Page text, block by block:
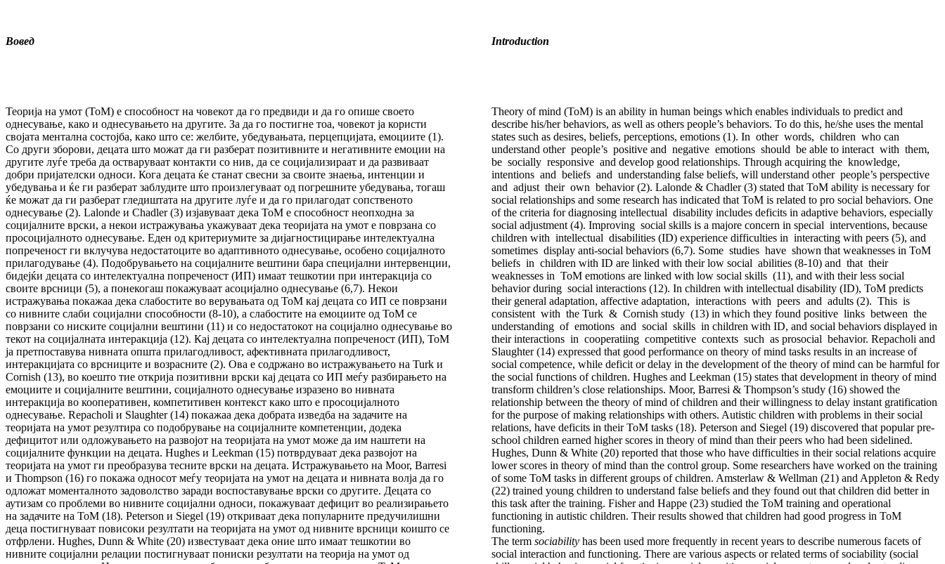
Вовед Introduction
Теорија на умот (ТоМ) е способност на човекот да го предвиди и да го опише своето
однесување, како и однесувањето на другите. За да го постигне тоа, човекот ја користи
својата ментална состојба, како што се: желбите, убедувањата, перцепцијата, емоциите (1).
Со други зборови, децата што можат да ги разберат позитивните и негативните емоции на
другите луѓе треба да остваруваат контакти со нив, да се социјализираат и да развиваат
добри пријателски односи. Кога децата ќе станат свесни за своите знаења, интенции и
убедувања и ќе ги разберат заблудите што произлегуваат од погрешните убедувања, тогаш
ќе можат да ги разберат гледиштата на другите луѓе и да го прилагодат сопственото
однесување (2). Lalonde и Chadler (3) изјавуваат дека ТоМ е способност неопходна за
социјалните врски, а некои истражувања укажуваат дека теоријата на умот е поврзана со
просоцијалното однесување. Еден од критериумите за дијагностицирање интелектуална
попреченост ги вклучува недостатоците во адаптивното однесување, особено социјалното
прилагодување (4). Подобрувањето на социјалните вештини бара специјални интервенции,
бидејќи децата со интелектуална попреченост (ИП) имаат тешкотии при интеракција со
своите врсници (5), а понекогаш покажуваат асоцијално однесување (6,7). Некои
истражувања покажаа дека слабостите во верувањата од ТоМ кај децата со ИП се поврзани
со нивните слаби социјални способности (8-10), а слабостите на емоциите од ТоМ се
поврзани со ниските социјални вештини (11) и со недостатокот на социјално однесување во
текот на социјалната интеракција (12). Кај децата со интелектуална попреченост (ИП), ТоМ
ја претпоставува нивната општа прилагодливост, афективната прилагодливост,
интеракцијата со врсниците и возрасните (2). Ова е содржано во истражувањето на Turk и
Cornish (13), во коешто тие открија позитивни врски кај децата со ИП меѓу разбирањето на
емоциите и социјалните вештини, социјалното однесување изразено во нивната
интеракција во кооперативен, компетитивен контекст како што е просоцијалното
однесување. Repacholi и Slaughter (14) покажаа дека добрата изведба на задачите на
теоријата на умот резултира со подобрување на социјалните компетенции, додека
дефицитот или одложувањето на развојот на теоријата на умот може да им наштети на
социјалните функции на децата. Hughes и Leekman (15) потврдуваат дека развојот на
теоријата на умот ги преобразува тесните врски на децата. Истражувањето на Moor, Barresi
и Thompson (16) го покажа односот меѓу теоријата на умот на децата и нивната волја да го
одложат моменталното задоволство заради воспоставување врски со другите. Децата со
аутизам со проблеми во нивните социјални односи, покажуваат дефицит во реализирањето
на задачите на ТоМ (18). Peterson и Siegel (19) откриваат дека популарните предучилишни
деца постигнуваат повисоки резултати на теоријата на умот од нивните врсници коишто се
отфрлени. Hughes, Dunn & White (20) известуваат дека оние што имаат тешкотии во
нивните социјални релации постигнуваат пониски резултати на теорија на умот од
Theory of mind (ToM) is an ability in human beings which enables individuals to predict and
describe his/her behaviors, as well as others people’s behaviors. To do this, he/she uses the mental
states such as desires, beliefs, perceptions, emotions (1). In other words, children who can
understand other people’s positive and negative emotions should be able to interact with them,
be socially responsive and develop good relationships. Through acquiring the knowledge,
intentions and beliefs and understanding false beliefs, will understand other people’s perspective
and adjust their own behavior (2). Lalonde & Chadler (3) stated that ToM ability is necessary for
social relationships and some research has indicated that ToM is related to pro social behaviors. One
of the criteria for diagnosing intellectual disability includes deficits in adaptive behaviors, especially
social adjustment (4). Improving social skills is a majore concern in special interventions, because
children with intellectual disabilities (ID) experience difficulties in interacting with peers (5), and
sometimes display anti-social behaviors (6,7). Some studies have shown that weaknesses in ToM
beliefs in children with ID are linked with their low social abilities (8-10) and that their
weaknesses in ToM emotions are linked with low social skills (11), and with their less social
behavior during social interactions (12). In children with intellectual disability (ID), ToM predicts
their general adaptation, affective adaptation, interactions with peers and adults (2). This is
consistent with the Turk & Cornish study (13) in which they found positive links between the
understanding of emotions and social skills in children with ID, and social behaviors displayed in
their interactions in cooperatiing competitive contexts such as prosocial behavior. Repacholi and
Slaughter (14) expressed that good performance on theory of mind tasks results in an increase of
social competence, while deficit or delay in the development of the theory of mind can be harmful for
the social functions of children. Hughes and Leekman (15) states that development in theory of mind
transform children’s close relationships. Moor, Barresi & Thompson’s study (16) showed the
relationship between the theory of mind of children and their willingness to delay instant gratification
for the purpose of making relationships with others. Autistic children with problems in their social
relations, have deficits in their ToM tasks (18). Peterson and Siegel (19) discovered that popular pre-
school children earned higher scores in theory of mind than their peers who had been sidelined.
Hughes, Dunn & White (20) reported that those who have difficulties in their social relations acquire
lower scores in theory of mind than the control group. Some researchers have worked on the training
of some ToM tasks in different groups of children. Amsterlaw & Wellman (21) and Appleton & Redy
(22) trained young children to understand false beliefs and they found out that children did better in
this task after the training. Fisher and Happe (23) studied the ToM training and operational
functioning in autistic children. Their results showed that children had good progress in ToM
functioning.
The term sociability has been used more frequently in recent years to describe numerous facets of
social interaction and functioning. There are various aspects or related terms of sociability (social